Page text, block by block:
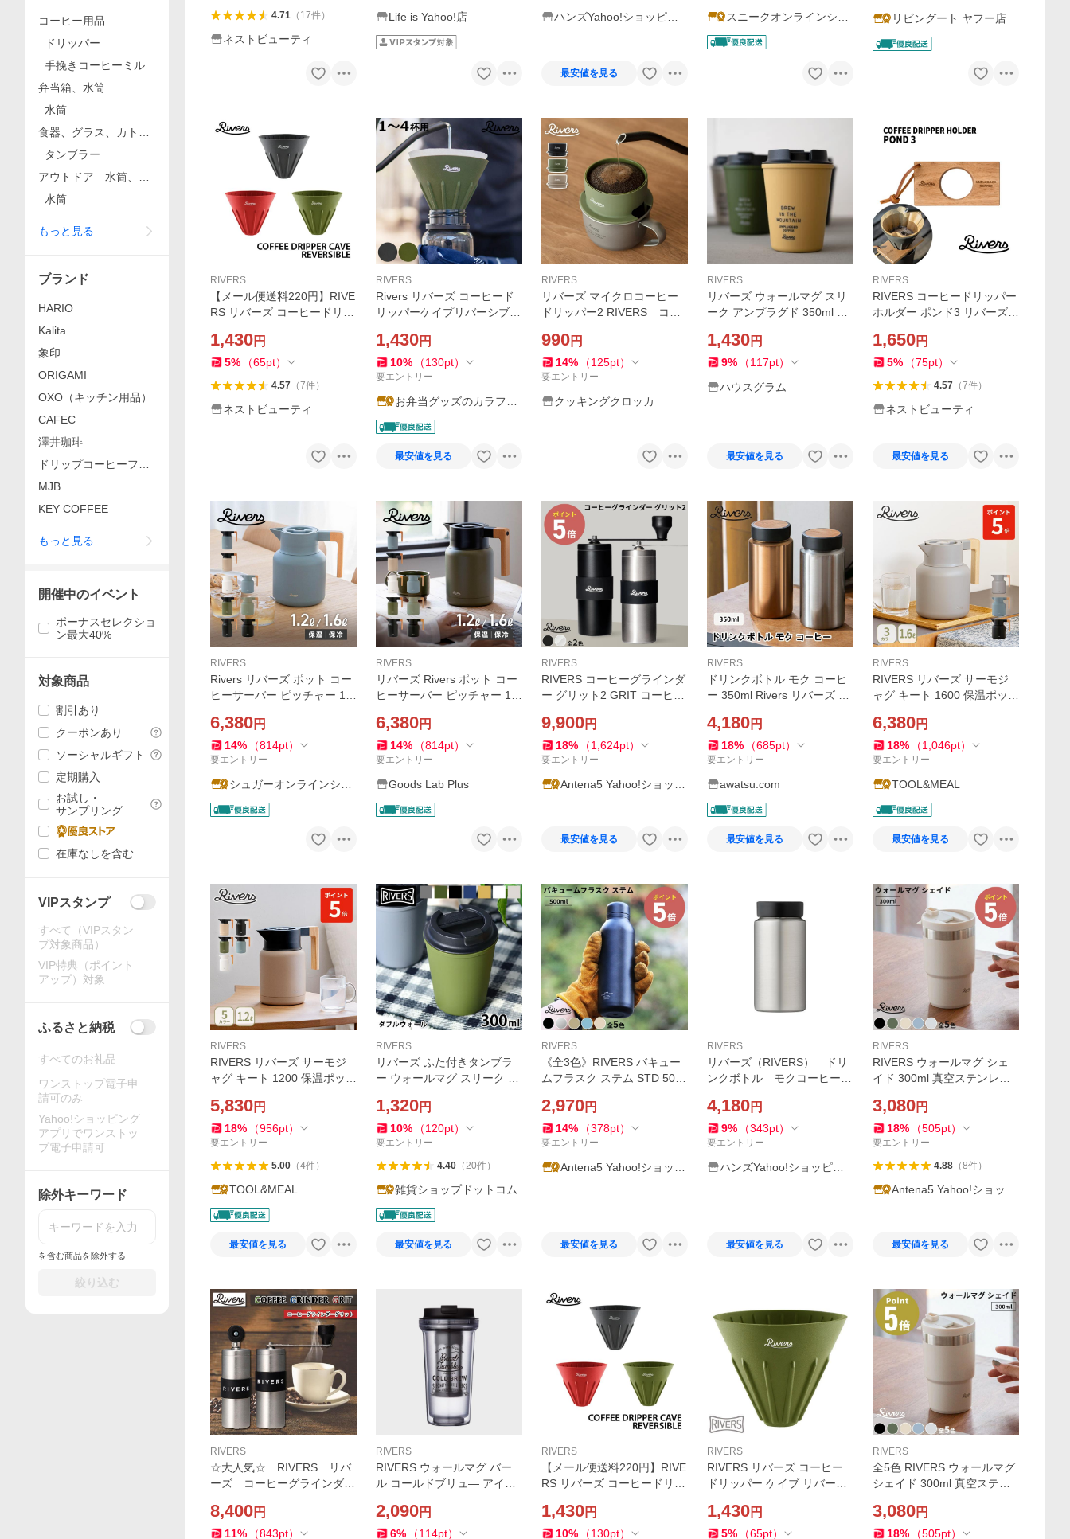
4.71（ 17件）
ネストビューティ
Life is Yahoo!店
ハンズYahoo!ショッピン
最安値を見る
スニークオンラインショ
ップ
リビングート ヤフー店
RIVERS
【メール便送料220円】RIVE
RS リバーズ コーヒードリッ
裏 リブ 味の変化 キャンプ ア
ウトドア 折りたたみ コンパ
1,430円
5% （65pt）
4.57（7件）
ネストビューティ
RIVERS
Rivers リバーズ コーヒード
リッパーケイプリバーシブル
ドリップ ドリップコーヒー
ドリップ シリコーン ）
1,430円
10% （130pt）
要エントリー
お弁当グッズのカラフル
ボックス
最安値を見る
RIVERS
リバーズ マイクロコーヒー
ドリッパー2 RIVERS コー
リップ 珈琲
990円
14% （125pt）
要エントリー
クッキングクロッカ
RIVERS
リバーズ ウォールマグ スリ
ーク アンプラグド 350ml RI
ブラー おしゃれ マグカップ
キャンプ アウトドア プレゼ
1,430円
9% （117pt）
ハウスグラム
最安値を見る
RIVERS
RIVERS コーヒードリッパー
ホルダー ポンド3 リバーズ
ケイブR専用 珈琲 ハンドド
リップ アウトドア 吊り下げ
1,650円
5% （75pt）
4.57（7件）
ネストビューティ
最安値を見る
RIVERS
Rivers リバーズ ポット コー
ヒーサーバー ピッチャー 1.2
洗いやすい 注ぎやすい サー
モジャグキート1200 1600 J
G001 JG002
6,380円
14% （814pt）
要エントリー
シュガーオンラインショ
ップ
RIVERS
リバーズ Rivers ポット コー
ヒーサーバー ピッチャー 1.2
洗いやすい 注ぎやすい サー
モジャグキート1200 1600 J
G001 JG002
6,380円
14% （814pt）
要エントリー
Goods Lab Plus
RIVERS
RIVERS コーヒーグラインダ
ー グリット2 GRIT コーヒー
ハンドドリップ 珈琲 コンパ
クト 日本製 セラミック刃 洗
える◇爆買
9,900円
18% （1,624pt）
要エントリー
Antena5 Yahoo!ショッピ
最安値を見る
RIVERS
ドリンクボトル モク コーヒ
ー 350ml Rivers リバーズ BT
ル 軽量 魔法瓶 保温 保冷 キ
ャンプ アウトド
4,180円
18% （685pt）
要エントリー
awatsu.com
最安値を見る
RIVERS
RIVERS リバーズ サーモジ
ャグ キート 1600 保温ポット
タッチ アウトドア キャンプ
紅茶 コーヒー
6,380円
18% （1,046pt）
要エントリー
TOOL&MEAL
最安値を見る
RIVERS
RIVERS リバーズ サーモジ
ャグ キート 1200 保温ポット
タッチ アウトドア キャンプ
紅茶 コーヒー
5,830円
18% （956pt）
要エントリー
5.00（4件）
TOOL&MEAL
最安値を見る
RIVERS
リバーズ ふた付きタンブラ
ー ウォールマグ スリーク お
00ml タンブラー 蓋付き マグ
タンブラー コーヒー 軽量 直
飲み マグボトル
1,320円
10% （120pt）
要エントリー
4.40（20件）
雑貨ショップドットコム
最安値を見る
RIVERS
《全3色》RIVERS バキュー
ムフラスク ステム STD 500
ウトドア 軽量 200g 水筒 保
温保冷 コーヒー お茶 オフィ
ス キャンプ◇爆買
2,970円
14% （378pt）
要エントリー
Antena5 Yahoo!ショッピ
最安値を見る
RIVERS
リバーズ（RIVERS） ドリ
ンクボトル モクコーヒー
ｍL シルバー ハンズ
4,180円
9% （343pt）
要エントリー
ハンズYahoo!ショッピン
最安値を見る
RIVERS
RIVERS ウォールマグ シェ
イド 300ml 真空ステンレス
DE デザイン雑貨 珈琲 キッ
チン雑貨 保温 保冷 マグボト
ル ティータイム◇爆買
3,080円
18% （505pt）
要エントリー
4.88（8件）
Antena5 Yahoo!ショッピ
最安値を見る
RIVERS
☆大人気☆ RIVERS リバ
ーズ コーヒーグラインダー
ーミル アウトドア
8,400円
11% （843pt）
RIVERS
RIVERS ウォールマグ バー
ル コールドブリュ― アイス
コーヒー
2,090円
6% （114pt）
RIVERS
【メール便送料220円】RIVE
RS リバーズ コーヒードリッ
裏 リブ 味の変化 キャンプ ア
ウトドア 折りたたみ コンパ
1,430円
10% （130pt）
RIVERS
RIVERS リバーズ コーヒー
ドリッパー ケイブ リバーシ
1,430円
5% （65pt）
RIVERS
全5色 RIVERS ウォールマグ
シェイド 300ml 真空ステン
SHADE 珈琲 保温マグボトル
リバース リバーズ 超PayPay
3,080円
18% （505pt）
コーヒー用品
ドリッパー
手挽きコーヒーミル
弁当箱、水筒
水筒
食器、グラス、カトラ
リー
タンブラー
アウトドア 水筒、ジ
ャグ、タンク
水筒
もっと見る
ブランド
HARIO
Kalita
象印
ORIGAMI
OXO（キッチン用品）
CAFEC
澤井珈琲
ドリップコーヒーファ
クトリー
MJB
KEY COFFEE
もっと見る
開催中のイベント
ボーナスセレクショ
ン最大40%
対象商品
割引あり
クーポンあり
ソーシャルギフト
定期購入
お試し・
サンプリング
在庫なしを含む
VIPスタンプ
すべて（VIPスタン
プ対象商品）
VIP特典（ポイント
アップ）対象
ふるさと納税
すべてのお礼品
ワンストップ電子申
請可のみ
Yahoo!ショッピング
アプリでワンストッ
プ電子申請可
除外キーワード
を含む商品を除外する
絞り込む